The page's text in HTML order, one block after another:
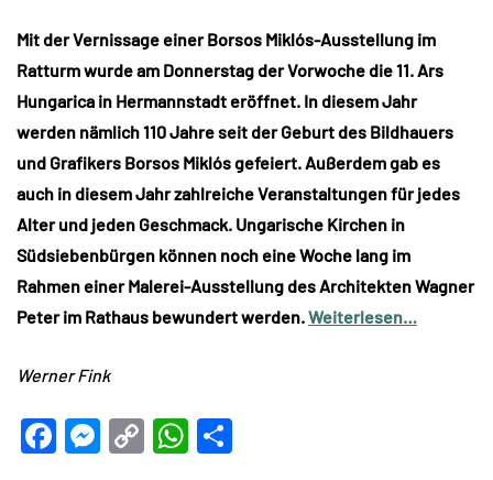
Mit der Vernissage einer Borsos Miklós-Ausstellung im
Ratturm wurde am Donnerstag der Vorwoche die 11. Ars
Hungarica in Hermannstadt eröffnet. In diesem Jahr
werden nämlich 110 Jahre seit der Geburt des Bildhauers
und Grafikers Borsos Miklós gefeiert. Außerdem gab es
auch in diesem Jahr zahlreiche Veranstaltungen für jedes
Alter und jeden Geschmack. Ungarische Kirchen in
Südsiebenbürgen können noch eine Woche lang im
Rahmen einer Malerei-Ausstellung des Architekten Wagner
Peter im Rathaus bewundert werden.Weiterlesen…
Werner Fink
Facebook
Messenger
CopyWhatsApp